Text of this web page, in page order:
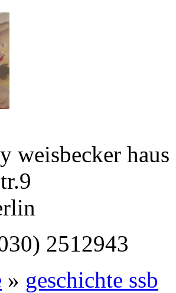
weisbecker haus
2512943
» geschichte ssb